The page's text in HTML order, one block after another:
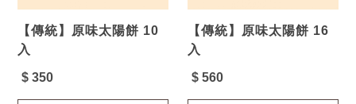
【傳統】原味太陽餅 10
入
$ 350
【傳統】原味太陽餅 16
入
$ 560